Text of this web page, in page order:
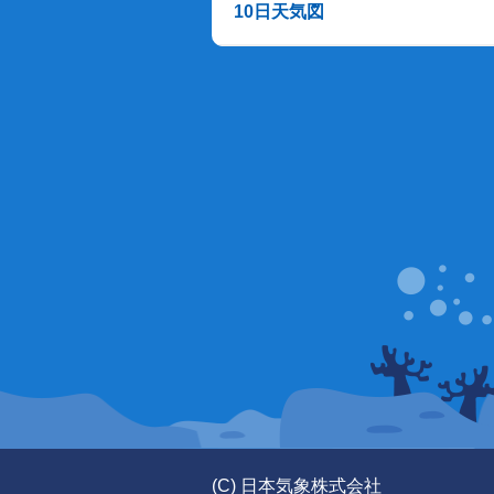
10日天気図
(C) 日本気象株式会社